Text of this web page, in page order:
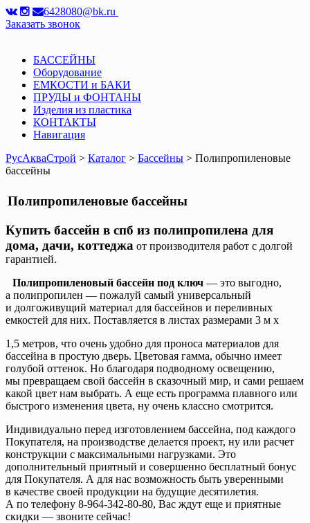
6428080@bk.ru
Заказать звонок
БАССЕЙНЫ
Оборудование
ЕМКОСТИ и БАКИ
ПРУДЫ и ФОНТАНЫ
Изделия из пластика
КОНТАКТЫ
Навигация
РусАкваСтрой > Каталог > Бассейны > Полипропиленовые
бассейны
Полипропиленовые бассейны
Купить бассейн в спб из полипропилена для
дома, дачи, коттеджа от производителя работ с долгой
гарантией.
Полипропиленовый бассейн под ключ — это выгодно,
а полипропилен — пожалуй самый универсальный
и долгоживущий материал для бассейнов и переливных
емкостей для них. Поставляется в листах размерами 3 м х
1,5 метров, что очень удобно для проноса материалов для
бассейна в простую дверь. Цветовая гамма, обычно имеет
голубой оттенок. Но благодаря подводному освещению,
мы превращаем свой бассейн в сказочный мир, и сами решаем
какой цвет нам выбрать. А еще есть программа плавного или
быстрого изменения цвета, ну очень классно смотрится.
Индивидуально перед изготовлением бассейна, под каждого
Покупателя, на производстве делается проект, ну или расчет
конструкции с максимальными нагрузками. Это
дополнительный приятный и совершенно бесплатный бонус
для Покупателя. А для нас возможность быть уверенными
в качестве своей продукции на будущие десятилетия.
А по телефону 8-964-342-80-80, Вас ждут еще и приятные
скидки — звоните сейчас!